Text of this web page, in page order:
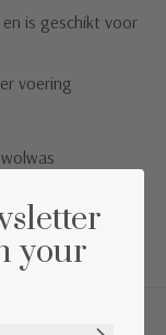
en is geschikt voor
voering
your